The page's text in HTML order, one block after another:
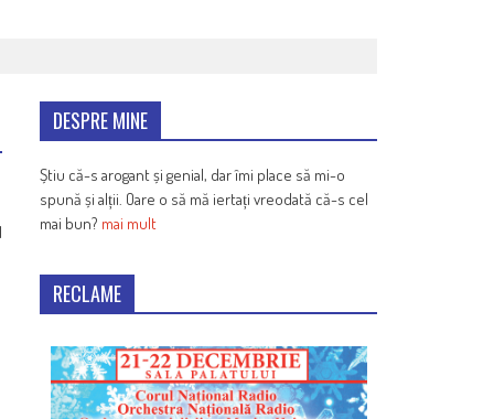
DESPRE MINE
Știu că-s arogant și genial, dar îmi place să mi-o
spună și alții. Oare o să mă iertați vreodată că-s cel
mai bun? mai mult
RECLAME